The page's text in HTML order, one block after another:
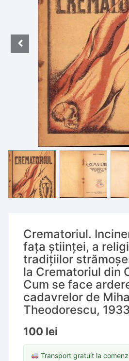
Crematoriul.
fața științei, a
tradițiilor
la Crematoriul din
Cum se face
cadavrelor de
Theodorescu,
100 lei
Transport gratuit la